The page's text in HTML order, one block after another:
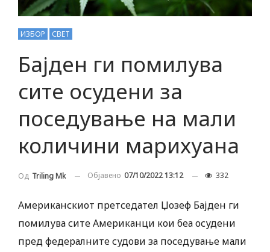
ИЗБОР СВЕТ
Бајден ги помилува
сите осудени за
поседување на мали
количини марихуана
Од Triling Mk Објавено 07/10/2022 13:12 332
Американскиот претседател Џозеф Бајден ги
помилува сите Американци кои беа осудени
пред федералните судови за поседување мали